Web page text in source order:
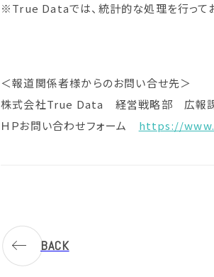
※True Dataでは、統計的な処理を行って
＜報道関係者様からのお問い合せ先＞
株式会社True Data 経営戦略部 広報
ＨＰお問い合わせフォーム https://
BACK